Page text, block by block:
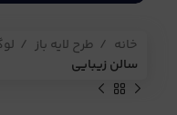
خانه طرح لایه باز
سالن زیبایی